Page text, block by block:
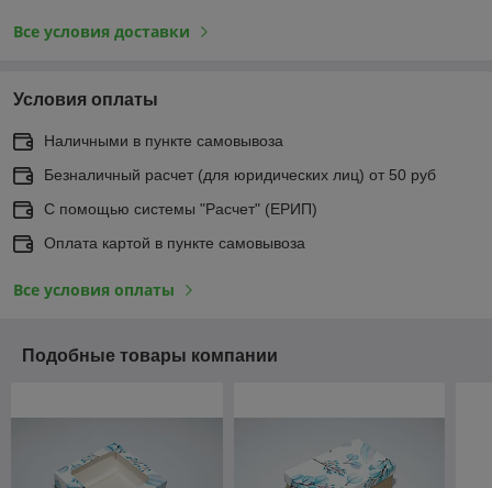
Все условия доставки
Условия оплаты
Наличными в пункте самовывоза
Безналичный расчет (для юридических лиц) от 50 руб
С помощью системы "Расчет" (ЕРИП)
Оплата картой в пункте самовывоза
Все условия оплаты
Подобные товары компании